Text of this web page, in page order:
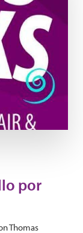
por
Thomas